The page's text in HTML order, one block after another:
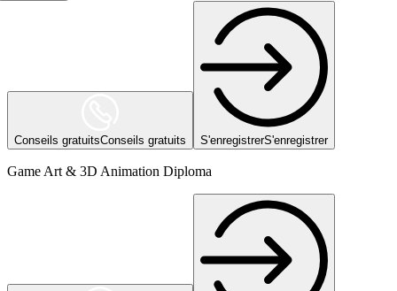
Conseils gratuitsConseils gratuits S'enregistrerS'enregistrer
Game Art & 3D Animation Diploma